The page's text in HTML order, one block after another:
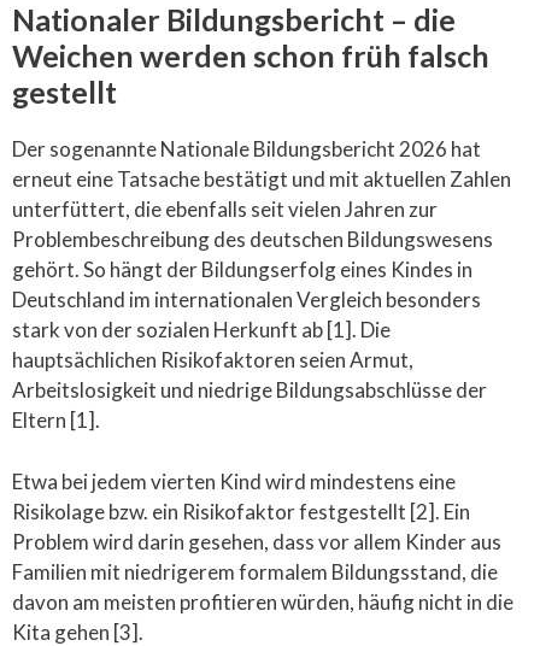
Nationaler Bildungsbericht – die
Weichen werden schon früh falsch
gestellt
Der sogenannte Nationale Bildungsbericht 2026 hat
erneut eine Tatsache bestätigt und mit aktuellen Zahlen
unterfüttert, die ebenfalls seit vielen Jahren zur
Problembeschreibung des deutschen Bildungswesens
gehört. So hängt der Bildungserfolg eines Kindes in
Deutschland im internationalen Vergleich besonders
stark von der sozialen Herkunft ab [1]. Die
hauptsächlichen Risikofaktoren seien Armut,
Arbeitslosigkeit und niedrige Bildungsabschlüsse der
Eltern [1].
Etwa bei jedem vierten Kind wird mindestens eine
Risikolage bzw. ein Risikofaktor festgestellt [2]. Ein
Problem wird darin gesehen, dass vor allem Kinder aus
Familien mit niedrigerem formalem Bildungsstand, die
davon am meisten profitieren würden, häufig nicht in die
Kita gehen [3].